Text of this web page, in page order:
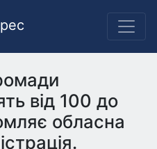
від 100 до
обласна